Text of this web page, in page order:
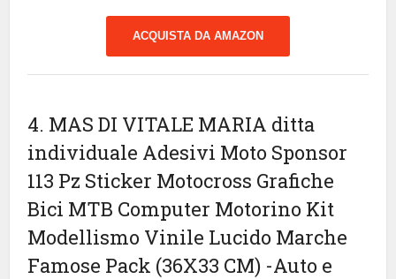
ACQUISTA DA AMAZON
4. MAS DI VITALE MARIA ditta
individuale Adesivi Moto Sponsor
113 Pz Sticker Motocross Grafiche
Bici MTB Computer Motorino Kit
Modellismo Vinile Lucido Marche
Famose Pack (36X33 CM) -Auto e